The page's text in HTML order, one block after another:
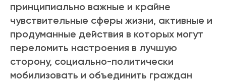
принципиально важные и крайне
чувствительные сферы жизни, активные и
продуманные действия в которых могут
переломить настроения в лучшую
сторону, социально-политически
мобилизовать и объединить граждан